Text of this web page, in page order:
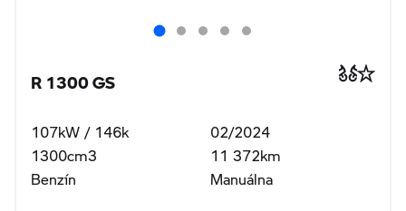
R 1300 GS
107kW / 146k
1300cm3
Benzín
02/2024
11 372km
Manuálna